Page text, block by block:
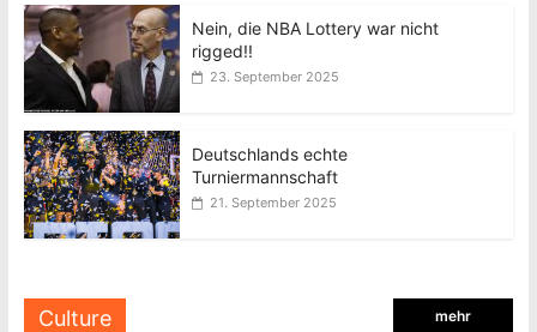
Nein, die NBA Lottery war nicht
rigged!!
23. September 2025
Deutschlands echte
Turniermannschaft
21. September 2025
Culture mehr